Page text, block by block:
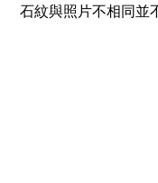
石紋與照片不相同並